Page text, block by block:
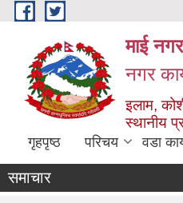
Skip to main content
माई
नगर
इलाम,
स्थानीय
गृहपृष्ठ परिचय वडा
समाचार